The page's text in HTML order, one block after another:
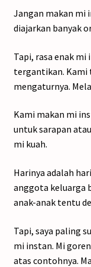
Jangan makan mi
diajarkan banyak
Tapi, rasa enak mi
tergantikan. Kami
mengaturnya.
Kami makan mi
untuk sarapan
mi kuah.
Harinya adalah
anggota keluarga
anak-anak tentu
Tapi, saya paling
mi instan. Mi
atas contohnya.